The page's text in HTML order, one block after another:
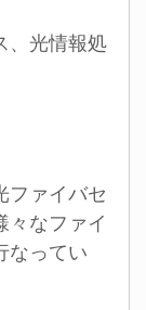
、光情報処
ファイバセ
々なファイ
なってい